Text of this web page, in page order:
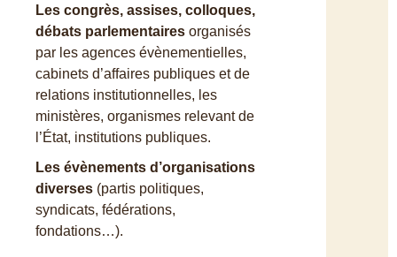
Les congrès, assises, colloques,
débats parlementaires organisés
par les agences évènementielles,
cabinets d’affaires publiques et de
relations institutionnelles, les
ministères, organismes relevant de
l’État, institutions publiques.
Les évènements d’organisations
diverses (partis politiques,
syndicats, fédérations,
fondations…).